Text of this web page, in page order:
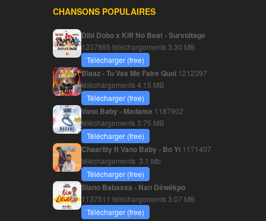
CHANSONS POPULAIRES
Dibi Dobo x Kiff No Beat - Survoltage
1237885 téléchargements3.30 MB
Télécharger (free)
Blaaz - Tu Vas Me Faire Quoi 1212397
téléchargements4.15 MB
Télécharger (free)
Vano Baby - Madame 1187902
téléchargements3.75 MB
Télécharger (free)
Chaarlity ft Vano Baby - Bo Yi 1171407
téléchargements 3.1 Mb
Télécharger (free)
Siano Babassa - Nan Déwékpo
1137511 téléchargements3.07 MB
Télécharger (free)